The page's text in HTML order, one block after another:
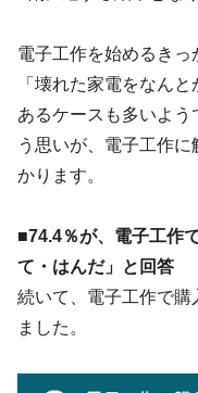
電子工作を始めるきっ
「壊れた家電をなん
あるケースも多いよ
う思いが、電子工作
かります。
■74.4％が、電子工作
て・はんだ」と回答
続いて、電子工作で
ました。